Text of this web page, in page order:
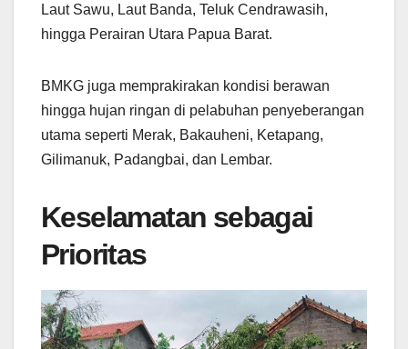
Laut Sawu, Laut Banda, Teluk Cendrawasih,
hingga Perairan Utara Papua Barat.
BMKG juga memprakirakan kondisi berawan
hingga hujan ringan di pelabuhan penyeberangan
utama seperti Merak, Bakauheni, Ketapang,
Gilimanuk, Padangbai, dan Lembar.
Keselamatan sebagai
Prioritas